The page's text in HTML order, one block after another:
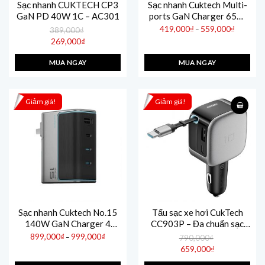
Sạc nhanh CUKTECH CP3
GaN PD 40W 1C – AC301
389,000₫
Giá
gốc
269,000₫
hiện
tại
là:
MUA NGAY
Sạc nhanh Cuktech Multi-
ports GaN Charger 65W
(2C1A) PD/PPS/QC3+ –
419,000₫ – 559,000₫
đến
MUA NGAY
Giảm giá!
Sạc nhanh Cuktech No.15
140W GaN Charger 4
Ports
899,000₫ – 999,000₫
đến
Giảm giá!
Tẩu sạc xe hơi CukTech
CC903P – Đa chuẩn sạc
nhanh
790,000₫
Giá
gốc
là:
659,000₫